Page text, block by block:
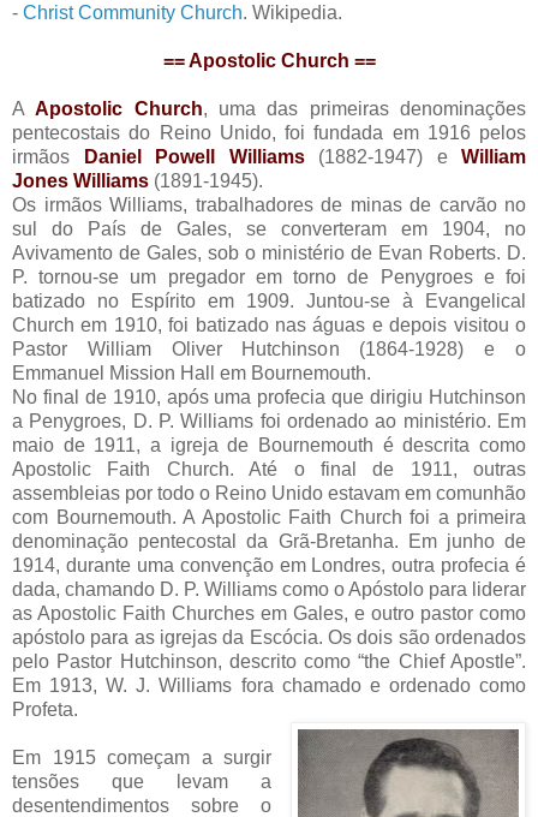
- Christ Community Church. Wikipedia.
== Apostolic Church ==
AApostolic Church, uma das primeiras denominações
pentecostais do Reino Unido, foi fundada em 1916 pelos
irmãos
Daniel Powell Williams(1882-1947) e William
Jones Williams (1891-1945).
Os irmãos Williams, trabalhadores de minas de carvão no
sul do País de Gales, se converteram em 1904, no
Avivamento de Gales, sob o ministério de Evan Roberts. D.
P. tornou-se um pregador em torno de Penygroes e foi
batizado no Espírito em 1909. Juntou-se à Evangelical
Church em 1910, foi batizado nas águas e depois visitou o
Pastor William Oliver Hutchinson (1864-1928) e o
Emmanuel Mission Hall em Bournemouth.
No final de 1910, após uma profecia que dirigiu Hutchinson
a Penygroes, D. P. Williams foi ordenado ao ministério. Em
maio de 1911, a igreja de Bournemouth é descrita como
Apostolic Faith Church. Até o final de 1911, outras
assembleias por todo o Reino Unido estavam em comunhão
com Bournemouth. A Apostolic Faith Church foi a primeira
denominação pentecostal da Grã-Bretanha. Em junho de
1914, durante uma convenção em Londres, outra profecia é
dada, chamando D. P. Williams como o Apóstolo para liderar
as Apostolic Faith Churches em Gales, e outro pastor como
apóstolo para as igrejas da Escócia. Os dois são ordenados
pelo Pastor Hutchinson, descrito como “the Chief Apostle”.
Em 1913, W. J. Williams fora chamado e ordenado como
Profeta.
Em 1915 começam a surgir
tensões que levam a
desentendimentos sobre o